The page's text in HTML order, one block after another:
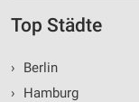
Top Städte
›
Berlin
›
Hamburg